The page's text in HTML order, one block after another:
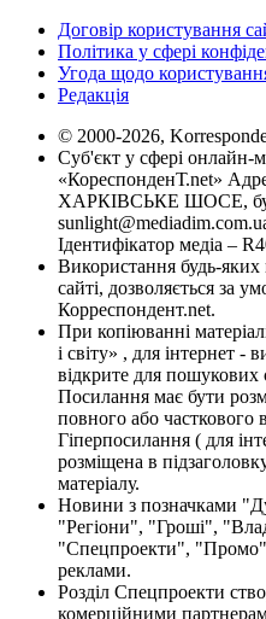
Договір користування
Політика у сфері
Угода щодо
Редакція
© 2000-2026,
Суб'єкт у сфері онлайн-
«КореспонденТ.net»
ХАРКІВСЬКЕ ШОСЕ,
Ідентифікатор медіа –
Використання будь-яких
сайті, дозволяється за
Корреспондент.net.
При копіюванні
і світу» , для інтернет -
відкрите для пошукових
Посилання має бути
повного або часткового
Гіперпосилання ( для
розміщена в
матеріалу.
Новини з позначками
"Регіони", "Гроші",
"Спецпроекти", "Промо"
реклами.
Розділ Спецпроекти
комерційними